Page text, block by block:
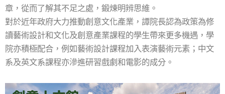
章，從而了解其不足之處，鍛煉明辨思維。
對於近年政府大力推動創意文化產業，譚院長認為政策為修
讀藝術設計和文化及創意產業課程的學生帶來更多機遇，學
院亦積極配合，例如藝術設計課程加入表演藝術元素；中文
系及英文系課程亦滲進研習戲劇和電影的成分。